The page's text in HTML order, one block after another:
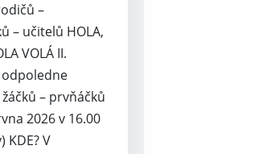
–
– učitelů HOLA,
VOLÁ II.
– prvňáčků
2026 v 16.00
KDE? V